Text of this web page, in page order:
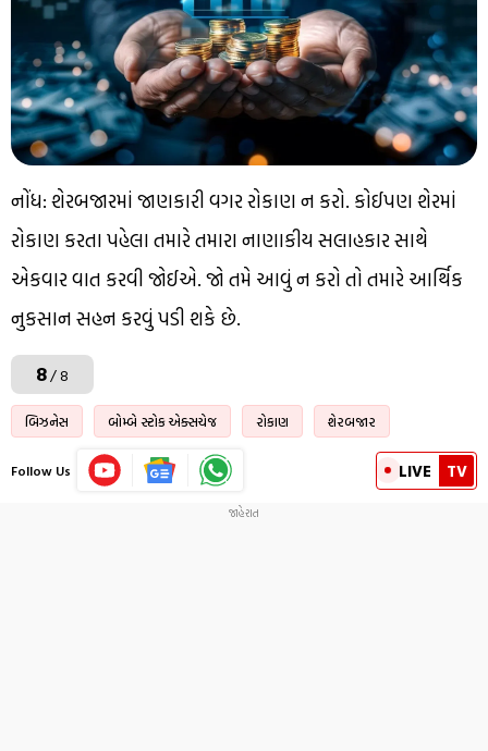
નોંધ: શેરબજારમાં જાણકારી વગર રોકાણ ન કરો. કોઈપણ શેરમાં
રોકાણ કરતા પહેલા તમારે તમારા નાણાકીય સલાહકાર સાથે
એકવાર વાત કરવી જોઈએ. જો તમે આવું ન કરો તો તમારે આર્થિક
નુકસાન સહન કરવું પડી શકે છે.
8/ 8
બિઝનેસ બોમ્બે સ્ટોક એક્સચેજ રોકાણ શેરબજાર
Follow Us LIVE TV